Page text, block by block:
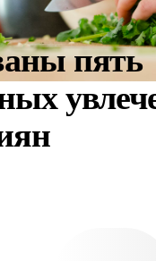
пять